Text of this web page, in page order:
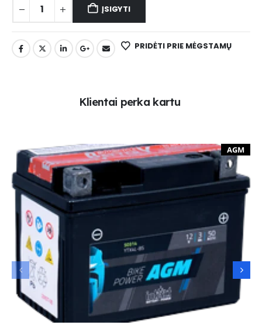
ĮSIGYTI
PRIDĖTI PRIE MĖGSTAMŲ
Klientai perka kartu
AGM